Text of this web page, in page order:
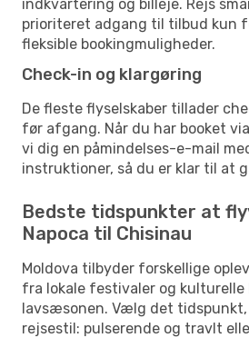
indkvartering og billeje. Rejs
prioriteret adgang til tilbud kun
fleksible bookingmuligheder.
Check-in og klargøring
De fleste flyselskaber tillader
før afgang. Når du har booket
vi dig en påmindelses-e-mail
instruktioner, så du er klar til at
Bedste tidspunkter at
Napoca til Chisinau
Moldova tilbyder forskellige
fra lokale festivaler og kulturelle
lavsæsonen. Vælg det tidspunkt,
rejsestil: pulserende og travlt